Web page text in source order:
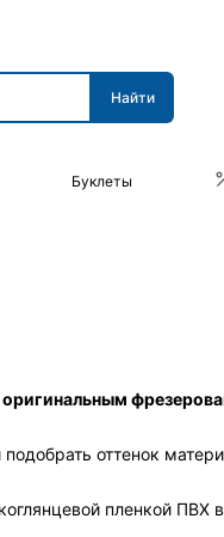
Буклеты
оттенок
пленкой